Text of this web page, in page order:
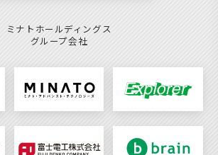
ミナトホールディングス
グループ会社